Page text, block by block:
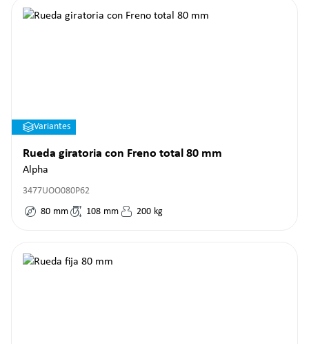
Variantes
Rueda giratoria con Freno total 80 mm
Alpha
3477UOO080P62
80 mm 108 mm 200 kg